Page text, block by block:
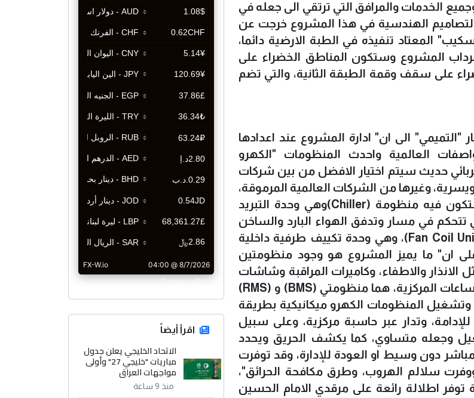
الخدمات والمرافق التي ترتقي الى جعله في
التصاميم الهندسية في هذا المشروع خرجت عن
المعتاد تنفيذه في الطبة الارضية دائما،
المشروع وستكون المناطق الخضراء على
على سقف وقمة الطبقة الثانية، والتي تضم
الى ان" ادارة المشروع عند اعدادها
العالمية واحدث المنظومات "الكهرو
تضم دار الضيافة (15) مصعد كهربائي حديث سيتم اختيار الافضل من بين شركات
وغيرها من الشركات العالمية المرموقة،
كما سيجهز المشروع بمنظومات تكييف مركزية فستكون فيه منظومة (Chiller)وهي وحدة التبريد
تتحكم في مسار وتدفق الهواء البارد والساخن
داخل مجاري الهواء (الدكت)، ووحدة ملف المروحة (Fan Coil Unit)، وهي وحدة تكييف طرفية داخلية
ان" ما يميز المشروع هو وجود منظومتين
والاطفاء، وكاميرات المراقبة وشاشات
العرض في المسرح وقاعات الاجتماعات، والانترنت، والساعات المركزية، هما منظومتي (BMS) و (RMS)
وتشغيل المنظومات الكهرو ميكانيكية بطريقة
وتدار عبر حاسبة مركزية، وعلى سبيل
وجعله متساوي، كما يكشف الحريق ويحدد
دون وسيط او العودة للإدارة، وقد توفرت
سلالم الهروب، وطرق مكافحة الحرائق"،
توفر اطلالة رائعة على مرقدي الامام الحسين
CurrencyRate
اقرأ أيضاً
الاتحاد الخليجي يعلن جدول
مباريات "خليجي 27" وأولى
مواجهات العراق
منذ 9 ساعة